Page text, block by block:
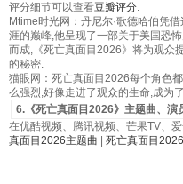
评分细节可以查看豆瓣评分.
Mtime时光网：丹尼尔·歌德哈伯凭
涯的巅峰,他呈现了一部关于美国恐
而成,《死亡真面目2026》将为观众
的秘密.
猫眼网：死亡真面目2026每个角色
么强烈,好像走进了观众的生命,成为
6.《死亡真面目2026》主题曲、演
在优酷视频、腾讯视频、芒果TV、
真面目2026主题曲
死亡真面目